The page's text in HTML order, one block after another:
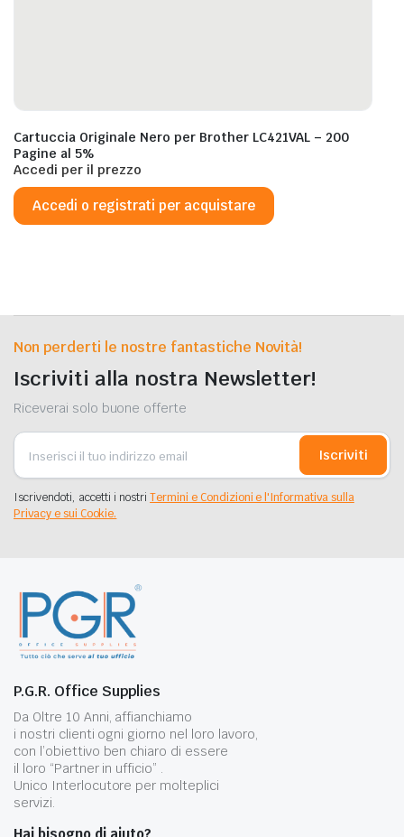
Cartuccia Originale Nero per Brother LC421VAL – 200
Pagine al 5%
Accedi per il prezzo
Accedi o registrati per acquistare
Non perderti le nostre fantastiche Novità!
Iscriviti alla nostra Newsletter!
Riceverai solo buone offerte
Iscriviti
Iscrivendoti, accetti i nostriTermini e Condizioni e l'Informativa sulla
Privacy e sui Cookie.
P.G.R. Office Supplies
Da Oltre 10 Anni, affianchiamo
i nostri clienti ogni giorno nel loro lavoro,
con l’obiettivo ben chiaro di essere
il loro “Partner in ufficio” .
Unico Interlocutore per molteplici
servizi.